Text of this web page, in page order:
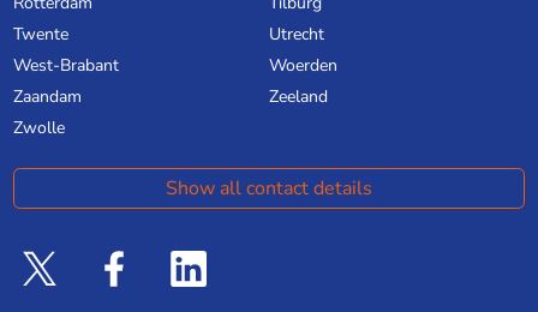
Twente
Utrecht
West-Brabant
Woerden
Zaandam
Zeeland
Zwolle
Show all contact details